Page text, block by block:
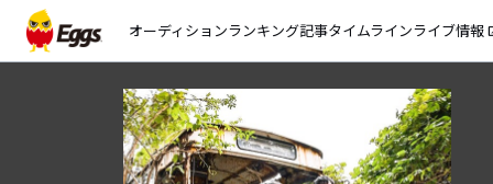
オーディションランキング記事タイムラインライブ情報